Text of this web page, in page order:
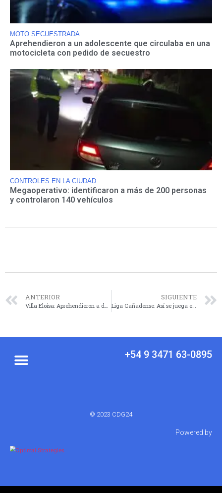
MOTO SECUESTRADA
Aprehendieron a un adolescente que circulaba en una
motocicleta con pedido de secuestro
CONTROLES EN LA CIUDAD
Megaoperativo: identificaron a más de 200 personas
y controlaron 140 vehículos
ANTERIOR SIGUIENTE
Liga Cañadense: Así se juega entresemana la fecha 17
+54 9 3471 63-0895
© 2023 CDG24
Powered by